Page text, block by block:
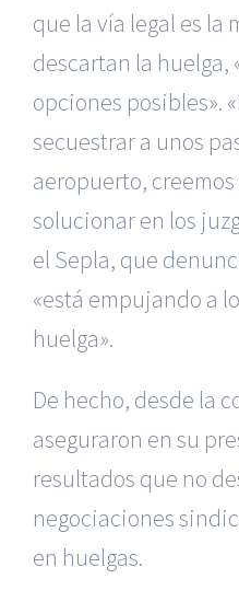
que la vía legal es la
descartan la huelga,
opciones posibles».
secuestrar a unos
aeropuerto,
solucionar en los
el Sepla, que
«está empujando a
huelga».
De hecho, desde la
aseguraron en su
resultados que no
negociaciones
en huelgas.